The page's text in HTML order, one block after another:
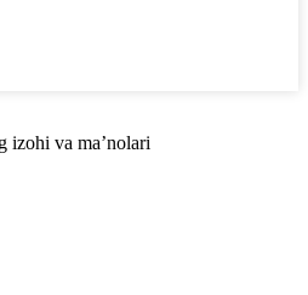
izohi va ma’nolari